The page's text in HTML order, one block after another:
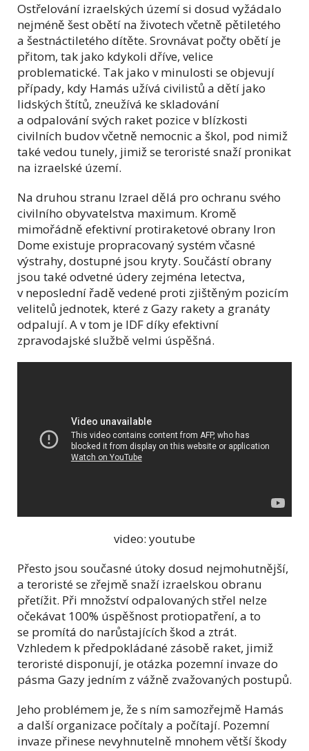
Ostřelování izraelských území si dosud vyžádalo
nejméně šest obětí na životech včetně pětiletého
a šestnáctiletého dítěte. Srovnávat počty obětí je
přitom, tak jako kdykoli dříve, velice
problematické. Tak jako v minulosti se objevují
případy, kdy Hamás užívá civilistů a dětí jako
lidských štítů, zneužívá ke skladování
a odpalování svých raket pozice v blízkosti
civilních budov včetně nemocnic a škol, pod nimiž
také vedou tunely, jimiž se teroristé snaží pronikat
na izraelské území.
Na druhou stranu Izrael dělá pro ochranu svého
civilního obyvatelstva maximum. Kromě
mimořádně efektivní protiraketové obrany Iron
Dome existuje propracovaný systém včasné
výstrahy, dostupné jsou kryty. Součástí obrany
jsou také odvetné údery zejména letectva,
v neposlední řadě vedené proti zjištěným pozicím
velitelů jednotek, které z Gazy rakety a granáty
odpalují. A v tom je IDF díky efektivní
zpravodajské službě velmi úspěšná.
video: youtube
Přesto jsou současné útoky dosud nejmohutnější,
a teroristé se zřejmě snaží izraelskou obranu
přetížit. Při množství odpalovaných střel nelze
očekávat 100% úspěšnost protiopatření, a to
se promítá do narůstajících škod a ztrát.
Vzhledem k předpokládané zásobě raket, jimiž
teroristé disponují, je otázka pozemní invaze do
pásma Gazy jedním z vážně zvažovaných postupů.
Jeho problémem je, že s ním samozřejmě Hamás
a další organizace počítaly a počítají. Pozemní
invaze přinese nevyhnutelně mnohem větší škody